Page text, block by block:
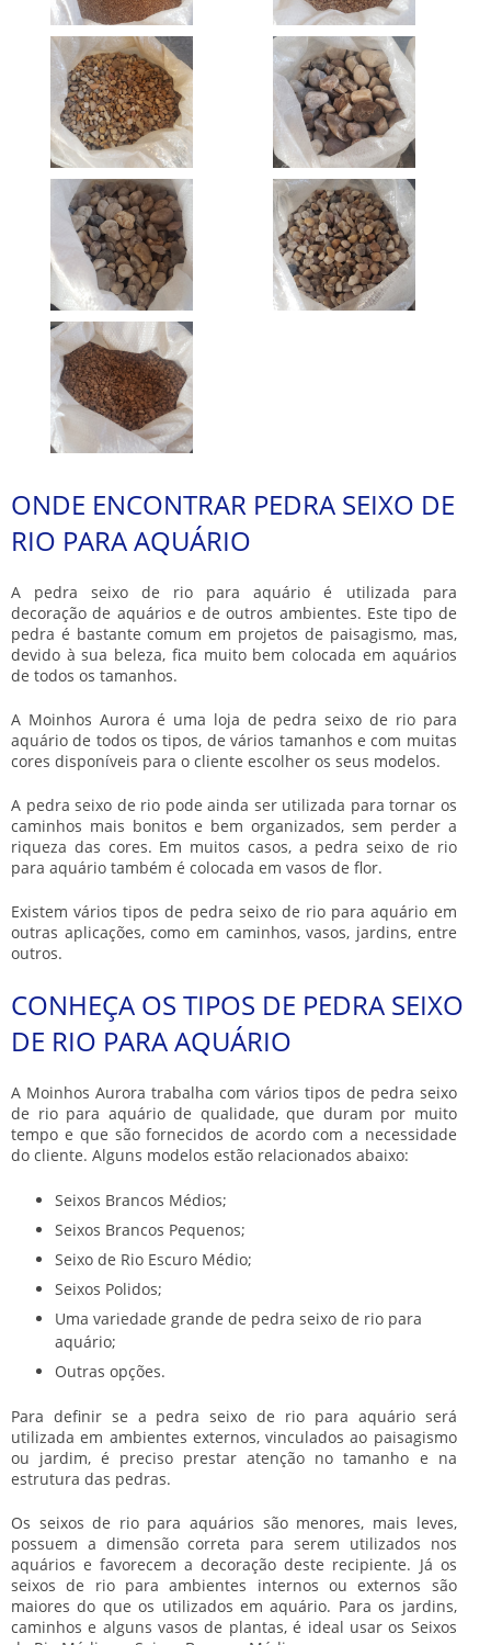
ONDE ENCONTRAR PEDRA SEIXO DE
RIO PARA AQUÁRIO
A pedra seixo de rio para aquário é utilizada para
decoração de aquários e de outros ambientes. Este tipo de
pedra é bastante comum em projetos de paisagismo, mas,
devido à sua beleza, fica muito bem colocada em aquários
de todos os tamanhos.
A Moinhos Aurora é uma loja de pedra seixo de rio para
aquário de todos os tipos, de vários tamanhos e com muitas
cores disponíveis para o cliente escolher os seus modelos.
A pedra seixo de rio pode ainda ser utilizada para tornar os
caminhos mais bonitos e bem organizados, sem perder a
riqueza das cores. Em muitos casos, a pedra seixo de rio
para aquário também é colocada em vasos de flor.
Existem vários tipos de pedra seixo de rio para aquário em
outras aplicações, como em caminhos, vasos, jardins, entre
outros.
CONHEÇA OS TIPOS DE PEDRA SEIXO
DE RIO PARA AQUÁRIO
A Moinhos Aurora trabalha com vários tipos de pedra seixo
de rio para aquáriode qualidade, que duram por muito
tempo e que são fornecidos de acordo com a necessidade
do cliente. Alguns modelos estão relacionados abaixo:
Seixos Brancos Médios;
Seixos Brancos Pequenos;
Seixo de Rio Escuro Médio;
Seixos Polidos;
Uma variedade grande de pedra seixo de rio para
aquário;
Outras opções.
Para definir se a pedra seixo de rio para aquárioserá
utilizada em ambientes externos, vinculados ao paisagismo
ou jardim, é preciso prestar atenção no tamanho e na
estrutura das pedras.
Os seixos de rio para aquários são menores, mais leves,
possuem a dimensão correta para serem utilizados nos
aquários e favorecem a decoração deste recipiente. Já os
seixos de rio para ambientes internos ou externos são
maiores do que os utilizados em aquário. Para os jardins,
caminhos e alguns vasos de plantas, é ideal usar os Seixos